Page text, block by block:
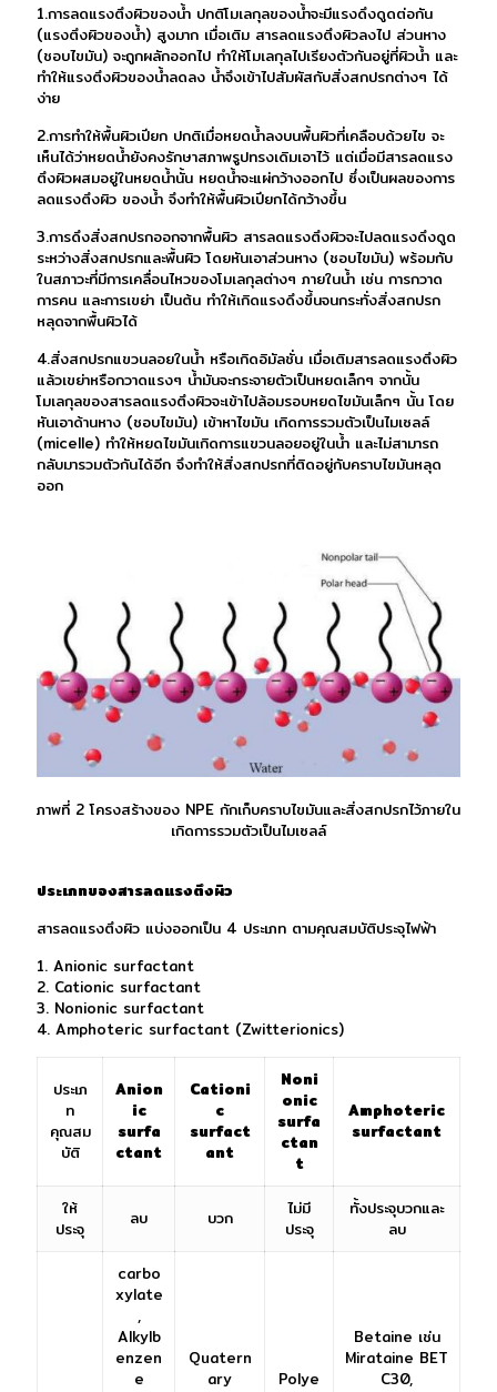
1.การลดแรงตึงผิวของน้ำ ปกติโมเลกุลของน้ำจะมีแรงดึงดูดต่อกัน
(แรงตึงผิวของน้ำ) สูงมาก เมื่อเติม สารลดแรงตึงผิวลงไป ส่วนหาง
(ชอบไขมัน) จะถูกผลักออกไป ทำให้โมเลกุลไปเรียงตัวกันอยู่ที่ผิวน้ำ และ
ทำให้แรงตึงผิวของน้ำลดลง น้ำจึงเข้าไปสัมผัสกับสิ่งสกปรกต่างๆ ได้
ง่าย
2.การทำให้พื้นผิวเปียก ปกติเมื่อหยดน้ำลงบนพื้นผิวที่เคลือบด้วยไข จะ
เห็นได้ว่าหยดน้ำยังคงรักษาสภาพรูปทรงเดิมเอาไว้ แต่เมื่อมีสารลดแรง
ตึงผิวผสมอยู่ในหยดน้ำนั้น หยดน้ำจะแผ่กว้างออกไป ซึ่งเป็นผลของการ
ลดแรงตึงผิว ของน้ำ จึงทำให้พื้นผิวเปียกได้กว้างขึ้น
3.การดึงสิ่งสกปรกออกจากพื้นผิว สารลดแรงตึงผิวจะไปลดแรงดึงดูด
ระหว่างสิ่งสกปรกและพื้นผิว โดยหันเอาส่วนหาง (ชอบไขมัน) พร้อมกับ
ในสภาวะที่มีการเคลื่อนไหวของโมเลกุลต่างๆ ภายในน้ำ เช่น การกวาด
การคน และการเขย่า เป็นต้น ทำให้เกิดแรงดึงขึ้นจนกระทั่งสิ่งสกปรก
หลุดจากพื้นผิวได้
4.สิ่งสกปรกแขวนลอยในน้ำ หรือเกิดอิมัลชั่น เมื่อเติมสารลดแรงตึงผิว
แล้วเขย่าหรือกวาดแรงๆ น้ำมันจะกระจายตัวเป็นหยดเล็กๆ จากนั้น
โมเลกุลของสารลดแรงตึงผิวจะเข้าไปล้อมรอบหยดไขมันเล็กๆ นั้น โดย
หันเอาด้านหาง (ชอบไขมัน) เข้าหาไขมัน เกิดการรวมตัวเป็นไมเซลล์
(micelle) ทำให้หยดไขมันเกิดการแขวนลอยอยู่ในน้ำ และไม่สามารถ
กลับมารวมตัวกันได้อีก จึงทำให้สิ่งสกปรกที่ติดอยู่กับคราบไขมันหลุด
ออก
ภาพที่ 2 โครงสร้างของ NPE กักเก็บคราบไขมันและสิ่งสกปรกไว้ภายใน
เกิดการรวมตัวเป็นไมเซลล์
ประเภทของสารลดแรงตึงผิว
สารลดแรงตึงผิว แบ่งออกเป็น 4 ประเภท ตามคุณสมบัติประจุไฟฟ้า
1. Anionic surfactant
2. Cationic surfactant
3. Nonionic surfactant
4. Amphoteric surfactant (Zwitterionics)
ประเภ
ท
คุณสม
บัติ
Anion
ic
surfa
ctant
Cationi
c
surfact
ant
Noni
onic
surfa
ctan
t
Amphoteric
surfactant
ให้
ประจุ
ลบ บวก
ไม่มี
ประจุ
ทั้งประจุบวกและ
ลบ
carbo
xylate
,
Alkylb
enzen
e
Quatern
ary
Polye
Betaine เช่น
Mirataine BET
C30,